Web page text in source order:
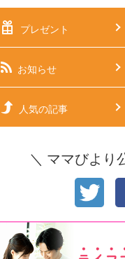
生後2ヶ月
生後4ヶ月
生後6ヶ月
3才
プレゼント
お知らせ
人気の記事
＼ ママびより